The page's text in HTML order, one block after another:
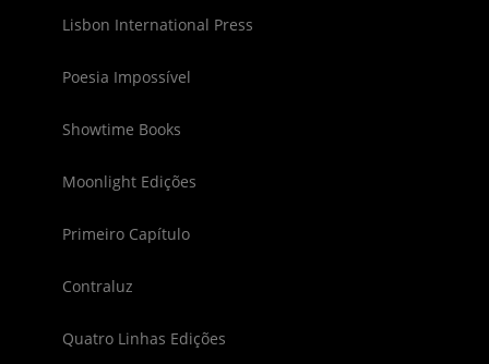
Lisbon International Press
Poesia Impossível
Showtime Books
Moonlight Edições
Primeiro Capítulo
Contraluz
Quatro Linhas Edições